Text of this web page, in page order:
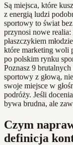
Są miejsca, które
z energią ludzi
sportowy to świat
przynosi nowe realia:
płaszczykiem
które marketing woli
po polskim rynku
Poznasz 9
sportowy z głową,
swoje miejsce w
podróży. Jeśli
bywa brudna, ale
Czym
definicja